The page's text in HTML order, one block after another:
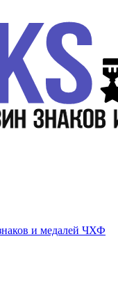
и медалей ЧХФ